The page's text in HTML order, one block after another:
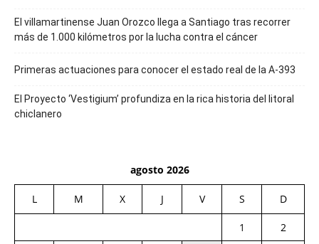
El villamartinense Juan Orozco llega a Santiago tras recorrer
más de 1.000 kilómetros por la lucha contra el cáncer
Primeras actuaciones para conocer el estado real de la A-393
El Proyecto ‘Vestigium’ profundiza en la rica historia del litoral
chiclanero
agosto 2026
L M X J V S D
1
2